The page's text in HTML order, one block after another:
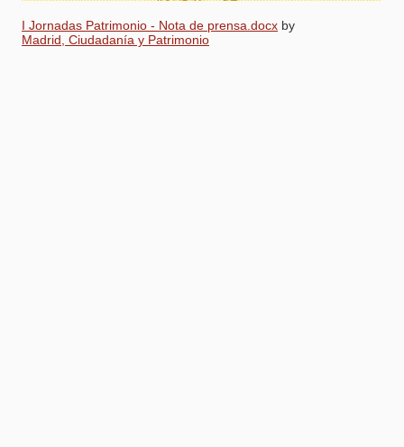
I Jornadas Patrimonio - Nota de prensa.docx by
Madrid, Ciudadanía y Patrimonio